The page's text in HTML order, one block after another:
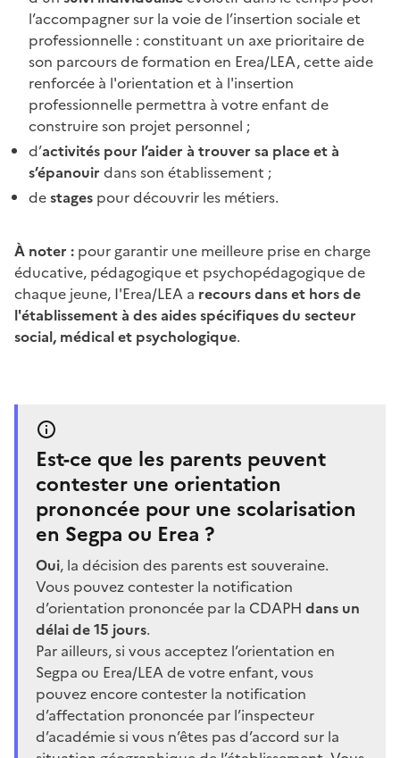
l’accompagner sur la voie de l’insertion sociale et
professionnelle : constituant un axe prioritaire de
son parcours de formation en Erea/LEA, cette aide
renforcée à l'orientation et à l'insertion
professionnelle permettra à votre enfant de
construire son projet personnel ;
d’activités pour l’aider à trouver sa place et à
s’épanouir dans son établissement ;
destages pour découvrir les métiers.
À noter : pour garantir une meilleure prise en charge
éducative, pédagogique et psychopédagogique de
chaque jeune, I'Erea/LEA a recours dans et hors de
l'établissement à desaides spécifiques du secteur
social, médical et psychologique.
Est-ce que les parents peuvent
contester une orientation
prononcée pour une scolarisation
en Segpa ou Erea ?
Oui, la décision des parents est souveraine.
Vous pouvez contester la notification
d’orientation prononcée par la CDAPH dans un
délai de 15 jours.
Par ailleurs, si vous acceptez l’orientation en
Segpa ou Erea/LEA de votre enfant, vous
pouvez encore contester la notification
d’affectation prononcée par l’inspecteur
d’académie si vous n’êtes pas d’accord sur la